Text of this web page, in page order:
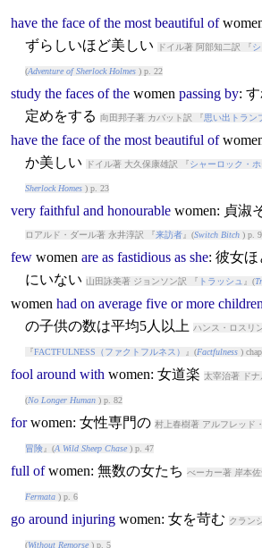
have the face of the most beautiful of
ずらしいほど美しい
ドイル著 阿部知二訳 『
(Adventure of Sherlock Holmes) p. 22
study the faces of the women passing by:
定めをする 向田邦子著 カバット訳 『思い出トラン
have the face of the most beautiful of
か美しい
ドイル著 大久保康雄訳 『シャーロック・
Sherlock Homes) p. 23
very faithful and honourable women: 貞淑
ロアルド・ダール著 永井淳訳 『来訪者』(Switch Bitch) p.
few women are as fastidious as she: 彼女ほ
にいない 山田詠美著 ジョンソン訳 『 トラッシュ 』(
women had on average five or more children
の子供の数は平均5人以上
ハンス・ロスリ
『FACTFULNESS（ファクトフルネス） 』(Factfulness)
fool around with women: 女道楽 太宰治著 ド
(No Longer Human) p. 82
for women: 女性専門の 村上春樹著 アルフレッド
冒険』(A Wild Sheep Chase) p. 47
full of women: 無数の女たち べーカー著 岸本
Fermata) p. 6
go around injuring women: 女を苛む クラン
(Without Remorse) p. 5